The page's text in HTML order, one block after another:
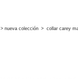
> nueva colección > collar carey